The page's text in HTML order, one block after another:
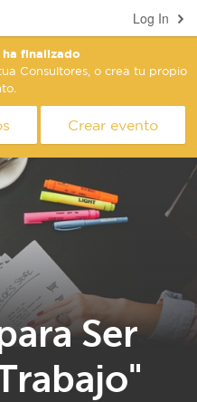
Log In
finalizado
Consultores, o crea tu propio
Crear evento
Ser